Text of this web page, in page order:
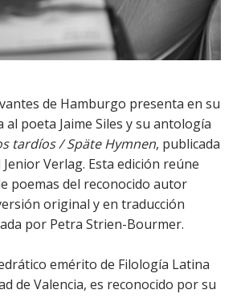
de Hamburgo presenta en su
poeta Jaime Siles y su antología
tardíos / Späte Hymnen, publicada
Verlag. Esta edición reúne
poemas del reconocido autor
original y en traducción
por Petra Strien-Bourmer.
emérito de Filología Latina
de Valencia, es reconocido por su